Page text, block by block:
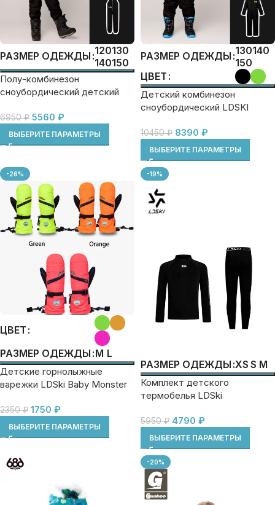
РАЗМЕР ОДЕЖДЫ 120130
140150
Полу-комбинезон
сноубордический детский
6950₽ 5560 ₽
ВЫБЕРИТЕ ПАРАМЕТРЫ
РАЗМЕР ОДЕЖДЫ 130140
150
ЦВЕТ
Детский комбинезон
сноубордический LDSKI
10450₽ 8390 ₽
ВЫБЕРИТЕ ПАРАМЕТРЫ
-26%
ЦВЕТ
РАЗМЕР ОДЕЖДЫ M L
Детские горнолыжные
варежки LDSki Baby Monster
2350₽ 1750 ₽
ВЫБЕРИТЕ ПАРАМЕТРЫ
-19%
РАЗМЕР ОДЕЖДЫ XS S M
Комплект детского
термобелья LDSki
5950₽ 4790 ₽
ВЫБЕРИТЕ ПАРАМЕТРЫ
-20%